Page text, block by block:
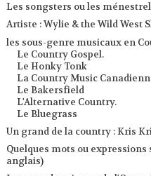
Les songsters ou les
Artiste : Wylie & the Wild West
les sous-genre musicaux en
Le Country Gospel.
Le Honky Tonk
La Country Music
Le Bakersfield
L'Alternative Country.
Le Bluegrass
Un grand de la country : Kris
Quelques mots ou
anglais)